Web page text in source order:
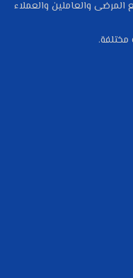
المرضى والعاملين والعملاء